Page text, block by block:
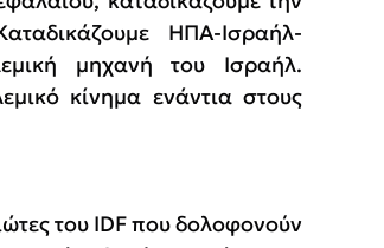
ΗΠΑ-Ισραήλ-
μηχανή του Ισραήλ.
κίνημα ενάντια στους
του IDF που δολοφονούν